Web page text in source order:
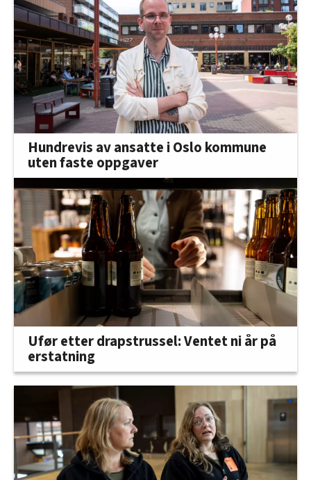
Hundrevis av ansatte i Oslo kommune
uten faste oppgaver
Ufør etter drapstrussel: Ventet ni år på
erstatning